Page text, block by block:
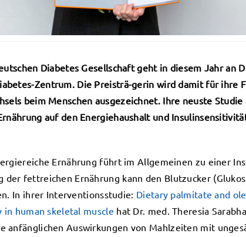
Diabetes Gesellschaft geht in diesem Jahr an
Zentrum. Die Preisträ-gerin wird damit für ihre
beim Menschen ausgezeichnet. Ihre neuste
auf den Energiehaushalt und
Ernährung führt im Allgemeinen zu einer
der fettreichen Ernährung kann den Blutzucker
In ihrer Interventionsstudie: Dietary palmitate and
human skeletal muscle hat Dr. med. Theresia
anfänglichen Auswirkungen von Mahlzeiten mit